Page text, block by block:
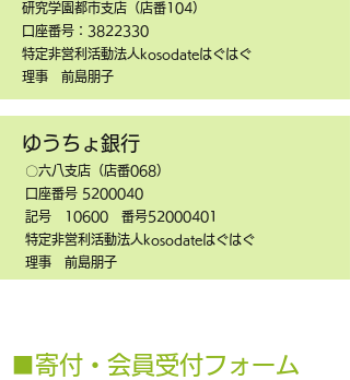
研究学園都市支店（店番104）
口座番号：3822330
特定非営利活動法人kosodateはぐはぐ
理事 前島朋子
​​ゆうちょ銀行
〇六八支店（店番068）
口座番号 5200040
記号 10600 番号52000401
特定非営利活動法人kosodateはぐはぐ
理事 前島朋子
​​■寄付・会員受付フォーム